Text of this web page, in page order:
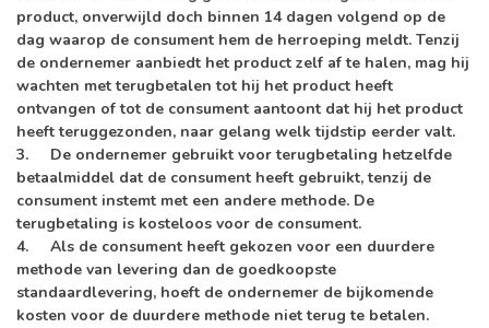
product, onverwijld doch binnen 14 dagen volgend op de
dag waarop de consument hem de herroeping meldt. Tenzij
de ondernemer aanbiedt het product zelf af te halen, mag hij
wachten met terugbetalen tot hij het product heeft
ontvangen of tot de consument aantoont dat hij het product
heeft teruggezonden, naar gelang welk tijdstip eerder valt.
3. De ondernemer gebruikt voor terugbetaling hetzelfde
betaalmiddel dat de consument heeft gebruikt, tenzij de
consument instemt met een andere methode. De
terugbetaling is kosteloos voor de consument.
4. Als de consument heeft gekozen voor een duurdere
methode van levering dan de goedkoopste
standaardlevering, hoeft de ondernemer de bijkomende
kosten voor de duurdere methode niet terug te betalen.